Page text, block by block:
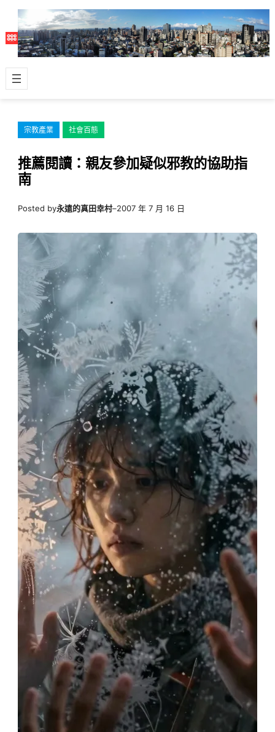
主
容
宗教產業 社會百態
推薦閱讀：親友參加疑似邪教的協助指
南
Posted by永遠的真田幸村–2007 年 7 月 16 日